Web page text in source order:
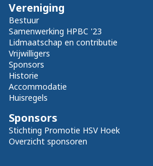
Vereniging
Bestuur
Samenwerking HPBC '23
Lidmaatschap en contributie
Vrijwilligers
Sponsors
Historie
Accommodatie
Huisregels
Sponsors
Stichting Promotie HSV Hoek
Overzicht sponsoren